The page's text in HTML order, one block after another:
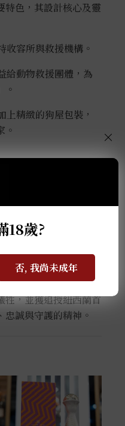
特色，其設計核心及靈
收容所與救援機構。
給動物救援團體，為
。
上精緻的狗屋包裝，
。
9 個月，並透過獨
的酒體。酒色呈金黃
豐富、尾韻悠長而平
）」之名，致敬
鬥牛犬。牠於索姆河戰
牲，並獲追授紐西蘭首
誠與守護的精神。
18歲?
否, 我尚未成年
×